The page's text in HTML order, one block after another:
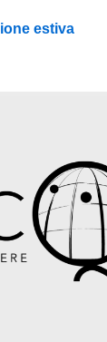
estiva